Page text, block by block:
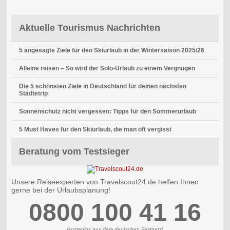
Aktuelle Tourismus Nachrichten
5 angesagte Ziele für den Skiurlaub in der Wintersaison 2025/26
Alleine reisen – So wird der Solo-Urlaub zu einem Vergnügen
Die 5 schönsten Ziele in Deutschland für deinen nächsten
Städtetrip
Sonnenschutz nicht vergessen: Tipps für den Sommerurlaub
5 Must Haves für den Skiurlaub, die man oft vergisst
Beratung vom Testsieger
Unsere Reiseexperten von Travelscout24.de helfen Ihnen
gerne bei der Urlaubsplanung!
0800 100 41 16